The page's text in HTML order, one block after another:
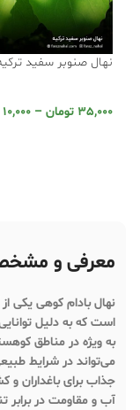
نهال صنوبر سفید
35,000 تومان –
10,000
معرفی و
نهال بادام کوهی یکی
است که به دلیل
به ویژه در مناطق
می‌تواند در شرایط
جذاب برای باغداران و
آب و مقاومت در برابر